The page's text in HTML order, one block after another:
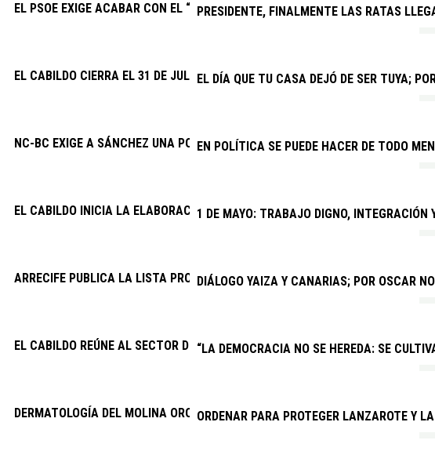
EL PSOE EXIGE ACABAR CON EL “SECUESTRO” DE LA NUEVA PARADA
EL CABILDO CIERRA EL 31 DE JULIO EL PLAZO PARA QUE CLUBES Y
NC-BC EXIGE A SÁNCHEZ UNA POSICIÓN FIRME SOBRE EL SÁHARA
EL CABILDO INICIA LA ELABORACIÓN DEL PRESUPUESTO GENERAL DE 2027
ARRECIFE PUBLICA LA LISTA PROVISIONAL DE ADMITIDOS PARA CUATRO
EL CABILDO REÚNE AL SECTOR DEL TAXI PARA MEJORAR EL SERVICIO Y
DERMATOLOGÍA DEL MOLINA OROSA AUMENTA UN 24,5 % SUS CONSULTAS
PRESIDENTE, FINALMENTE LAS RATAS
EL DÍA QUE TU CASA DEJÓ DE SER TUYA;
EN POLÍTICA SE PUEDE HACER DE TODO
1 DE MAYO: TRABAJO DIGNO, INTEGRACIÓN
DIÁLOGO YAIZA Y CANARIAS; POR OSCAR
“LA DEMOCRACIA NO SE HEREDA: SE
ORDENAR PARA PROTEGER LANZAROTE Y